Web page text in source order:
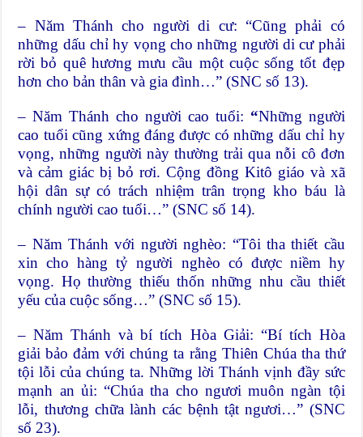
– Năm Thánh cho người di cư: “Cũng phải có
những dấu chỉ hy vọng cho những người di cư phải
rời bỏ quê hương mưu cầu một cuộc sống tốt đẹp
hơn cho bản thân và gia đình…” (SNC số 13).
– Năm Thánh cho người cao tuổi: “Những người
cao tuổi cũng xứng đáng được có những dấu chỉ hy
vọng, những người này thường trải qua nỗi cô đơn
và cảm giác bị bỏ rơi. Cộng đồng Kitô giáo và xã
hội dân sự có trách nhiệm trân trọng kho báu là
chính người cao tuổi…” (SNC số 14).
– Năm Thánh với người nghèo: “Tôi tha thiết cầu
xin cho hàng tỷ người nghèo có được niềm hy
vọng. Họ thường thiếu thốn những nhu cầu thiết
yếu của cuộc sống…” (SNC số 15).
– Năm Thánh và bí tích Hòa Giải: “Bí tích Hòa
giải bảo đảm với chúng ta rằng Thiên Chúa tha thứ
tội lỗi của chúng ta. Những lời Thánh vịnh đầy sức
mạnh an ủi: “Chúa tha cho ngươi muôn ngàn tội
lỗi, thương chữa lành các bệnh tật ngươi…” (SNC
số 23).